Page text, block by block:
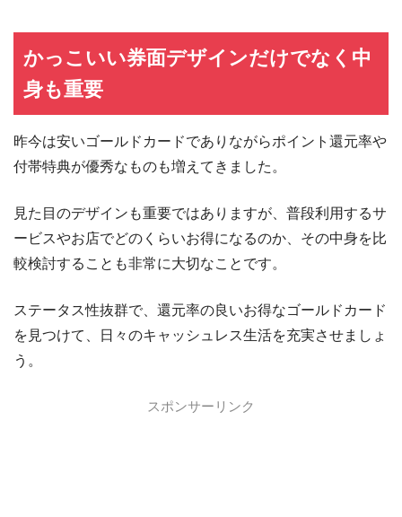
かっこいい券面デザインだけでなく中
身も重要
昨今は安いゴールドカードでありながらポイント還元率や
付帯特典が優秀なものも増えてきました。
見た目のデザインも重要ではありますが、普段利用するサ
ービスやお店でどのくらいお得になるのか、その中身を比
較検討することも非常に大切なことです。
ステータス性抜群で、還元率の良いお得なゴールドカード
を見つけて、日々のキャッシュレス生活を充実させましょ
う。
スポンサーリンク